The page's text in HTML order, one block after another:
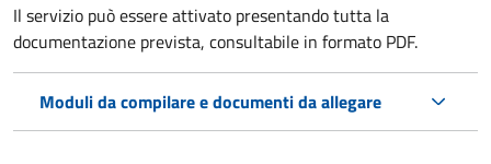
Il servizio può essere attivato presentando tutta la
documentazione prevista, consultabile in formato PDF.
Moduli da compilare e documenti da allegare